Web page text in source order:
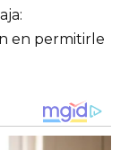
en permitirle